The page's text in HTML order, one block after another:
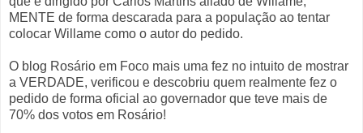
MENTE de forma descarada para a população ao tentar
colocar Willame como o autor do pedido.
O blog Rosário em Foco mais uma fez no intuito de mostrar
a VERDADE, verificou e descobriu quem realmente fez o
pedido de forma oficial ao governador que teve mais de
70% dos votos em Rosário!